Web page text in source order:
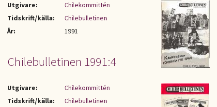
Utgivare:
Chilekommittén
Tidskrift/källa:
Chilebulletinen
År:
1991
Chilebulletinen 1991:4
Utgivare:
Chilekommittén
Tidskrift/källa:
Chilebulletinen